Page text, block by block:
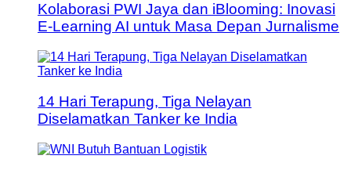
Kolaborasi PWI Jaya dan iBlooming: Inovasi
E-Learning AI untuk Masa Depan Jurnalisme
14 Hari Terapung, Tiga Nelayan
Diselamatkan Tanker ke India